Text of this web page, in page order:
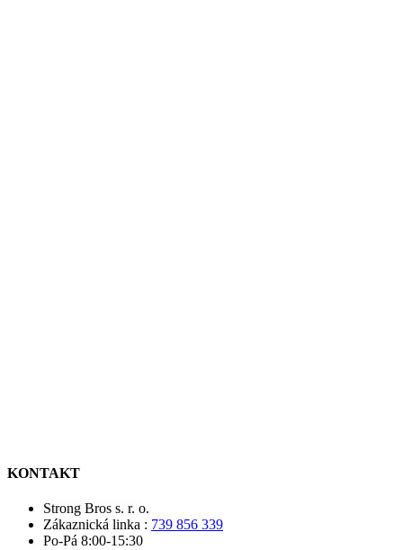
KONTAKT
Strong Bros s. r. o.
Zákaznická linka : 739 856 339
Po-Pá 8:00-15:30